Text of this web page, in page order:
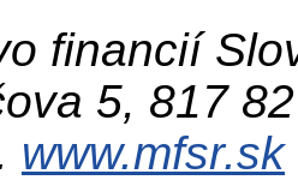
financií
5, 817
www.mfsr.sk